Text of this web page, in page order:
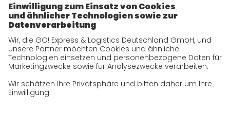
zukunftssichere Arbeitskultur bei GO!
Daten & Fakten
Historie
CSR
Qualität
Zertifizierungen
Referenzen
Auszeichnungen